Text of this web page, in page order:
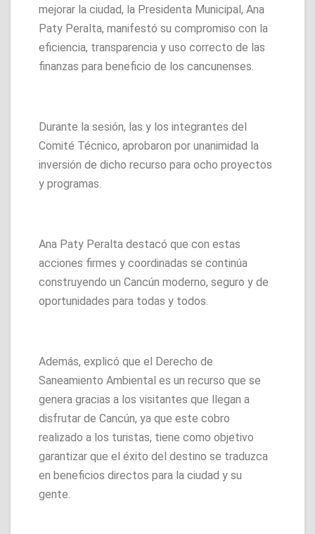
mejorar la ciudad, la Presidenta Municipal, Ana
Paty Peralta, manifestó su compromiso con la
eficiencia, transparencia y uso correcto de las
finanzas para beneficio de los cancunenses.
Durante la sesión, las y los integrantes del
Comité Técnico, aprobaron por unanimidad la
inversión de dicho recurso para ocho proyectos
y programas.
Ana Paty Peralta destacó que con estas
acciones firmes y coordinadas se continúa
construyendo un Cancún moderno, seguro y de
oportunidades para todas y todos.
Además, explicó que el Derecho de
Saneamiento Ambiental es un recurso que se
genera gracias a los visitantes que llegan a
disfrutar de Cancún, ya que este cobro
realizado a los turistas, tiene como objetivo
garantizar que el éxito del destino se traduzca
en beneficios directos para la ciudad y su
gente.